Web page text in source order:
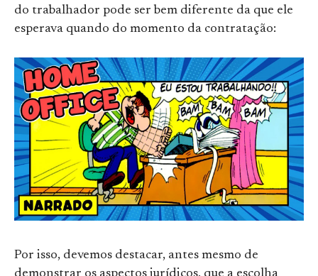
do trabalhador pode ser bem diferente da que ele
esperava quando do momento da contratação:
Por isso, devemos destacar, antes mesmo de